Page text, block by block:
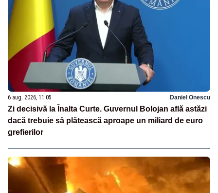
6 aug. 2026, 11:05 Daniel Onescu
Zi decisivă la Înalta Curte. Guvernul Bolojan află astăzi
dacă trebuie să plătească aproape un miliard de euro
grefierilor